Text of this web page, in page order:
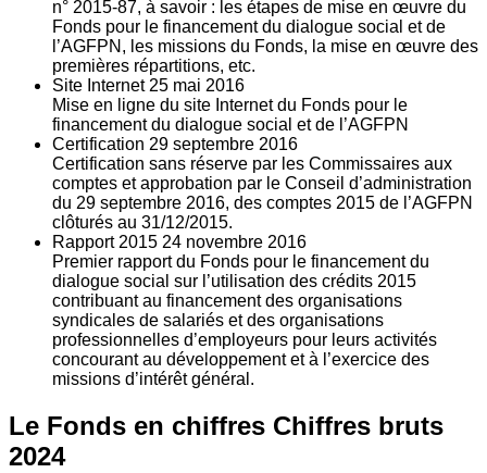
n° 2015-87, à savoir : les étapes de mise en œuvre du
Fonds pour le financement du dialogue social et de
l’AGFPN, les missions du Fonds, la mise en œuvre des
premières répartitions, etc.
Site Internet 25 mai 2016
Mise en ligne du site Internet du Fonds pour le
financement du dialogue social et de l’AGFPN
Certification 29 septembre 2016
Certification sans réserve par les Commissaires aux
comptes et approbation par le Conseil d’administration
du 29 septembre 2016, des comptes 2015 de l’AGFPN
clôturés au 31/12/2015.
Rapport 2015 24 novembre 2016
Premier rapport du Fonds pour le financement du
dialogue social sur l’utilisation des crédits 2015
contribuant au financement des organisations
syndicales de salariés et des organisations
professionnelles d’employeurs pour leurs activités
concourant au développement et à l’exercice des
missions d’intérêt général.
Le Fonds en chiffres Chiffres bruts
2024